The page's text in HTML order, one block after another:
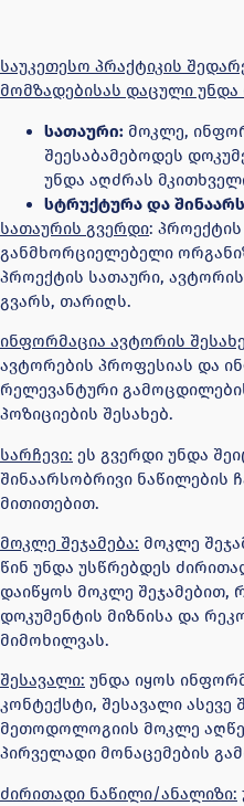
საუკეთესო პრაქტიკის
მომზადებისას დაცული უნდა
სათაური: მოკლე,
შეესაბამებოდეს
უნდა აღძრას
სტრუქტურა და
სათაურის გვერდი:
განმხორციელებელი
პროექტის სათაური,
გვარს, თარიღს.
ინფორმაცია ავტორის
ავტორების პროფესიას და
რელევანტური
პოზიციების შესახებ.
სარჩევი: ეს გვერდი უნდა
შინაარსობრივი ნაწილების
მითითებით.
მოკლე შეჯამება: მოკლე
წინ უნდა უსწრებდეს
დაიწყოს მოკლე შეჯამებით,
დოკუმენტის მიზნისა და
მიმოხილვას.
შესავალი: უნდა იყოს
კონტექსტი, შესავალი ასევე
მეთოდოლოგიის მოკლე
პირველადი მონაცემების
ძირითადი ნაწილი/ანალიზი: